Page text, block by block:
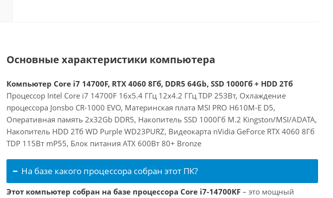
Основные характеристики компьютера
Компьютер Core i7 14700F, RTX 4060 8Гб, DDR5 64Gb, SSD 1000Гб + HDD 2Тб
Процессор Intel Core i7 14700F 16x5.4 ГГц 12x4.2 ГГц TDP 253Вт, Охлаждение
процессора Jonsbo CR-1000 EVO, Материнская плата MSI PRO H610M-E D5,
Оперативная память 2x32Gb DDR5, Накопитель SSD 1000Гб M.2 Kingston/MSI/ADATA,
Накопитель HDD 2Тб WD Purple WD23PURZ, Видеокарта nVidia GeForce RTX 4060 8Гб
TDP 115Вт mP55, Блок питания ATX 600Вт 80+ Bronze
На базе какого процессора собран этот ПК?
Этот компьютер собран на базе процессора Core i7-14700KF – это мощный